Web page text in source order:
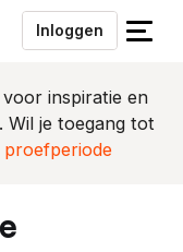
Inloggen
S
u
i
inspiratie en
Wil je toegang tot